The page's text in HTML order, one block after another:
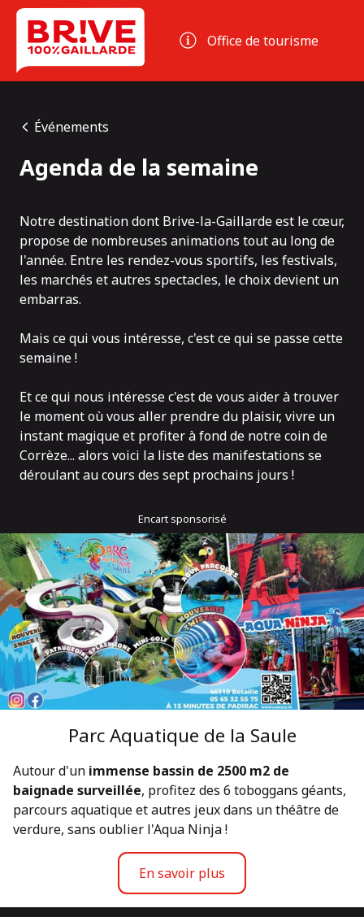
Panneau de gestion des cookies
Office de tourisme
Événements
Agenda de la semaine
Notre destination dont Brive-la-Gaillarde est le cœur,
propose de nombreuses animations tout au long de
l'année. Entre les rendez-vous sportifs, les festivals,
les marchés et autres spectacles, le choix devient un
embarras.
Mais ce qui vous intéresse, c'est ce qui se passe cette
semaine !
Et ce qui nous intéresse c'est de vous aider à trouver
le moment où vous aller prendre du plaisir, vivre un
instant magique et profiter à fond de notre coin de
Corrèze... alors voici la liste des manifestations se
déroulant au cours des sept prochains jours !
Parc Aquatique de la Saule
Autour d'un immense bassin de 2500 m2 de
baignade surveillée, profitez des 6 toboggans géants,
parcours aquatique et autres jeux dans un théâtre de
verdure, sans oublier l'Aqua Ninja !
En savoir plus